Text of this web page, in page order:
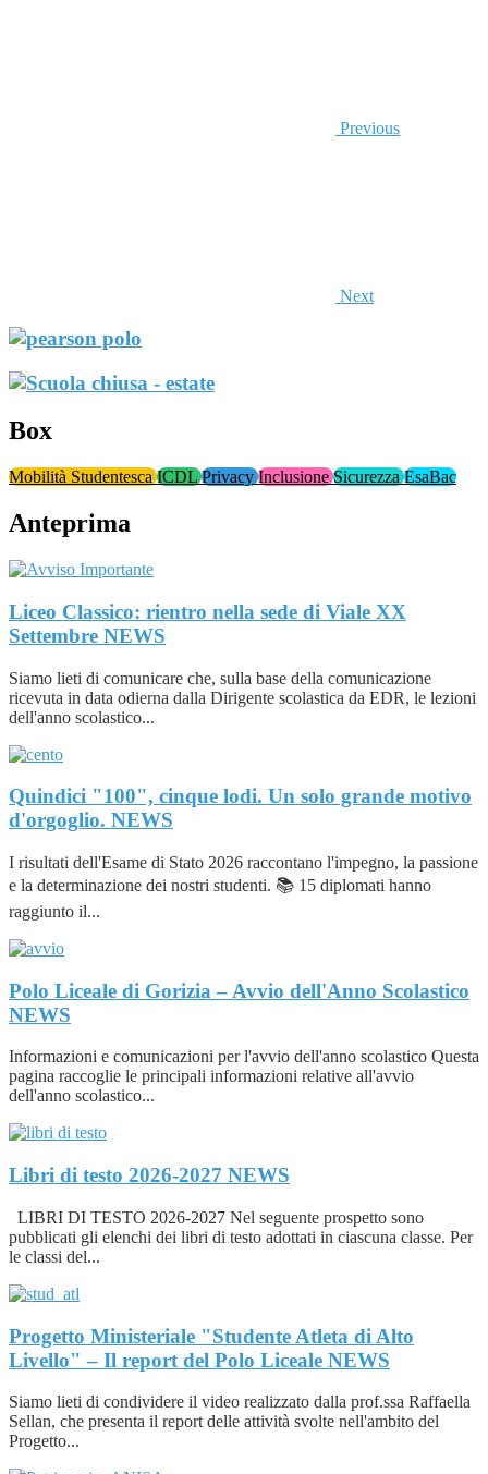
Previous
Next
Box
Mobilità StudentescaICDLPrivacyInclusioneSicurezzaEsaBac
Anteprima
Liceo Classico: rientro nella sede di Viale XX
Settembre NEWS
Siamo lieti di comunicare che, sulla base della comunicazione
ricevuta in data odierna dalla Dirigente scolastica da EDR, le lezioni
dell'anno scolastico...
Quindici "100", cinque lodi. Un solo grande motivo
d'orgoglio. NEWS
I risultati dell'Esame di Stato 2026 raccontano l'impegno, la passione
e la determinazione dei nostri studenti. 📚 15 diplomati hanno
raggiunto il...
Polo Liceale di Gorizia – Avvio dell'Anno Scolastico
NEWS
Informazioni e comunicazioni per l'avvio dell'anno scolastico Questa
pagina raccoglie le principali informazioni relative all'avvio
dell'anno scolastico...
Libri di testo 2026-2027 NEWS
LIBRI DI TESTO 2026-2027 Nel seguente prospetto sono
pubblicati gli elenchi dei libri di testo adottati in ciascuna classe. Per
le classi del...
Progetto Ministeriale "Studente Atleta di Alto
Livello" – Il report del Polo Liceale NEWS
Siamo lieti di condividere il video realizzato dalla prof.ssa Raffaella
Sellan, che presenta il report delle attività svolte nell'ambito del
Progetto...